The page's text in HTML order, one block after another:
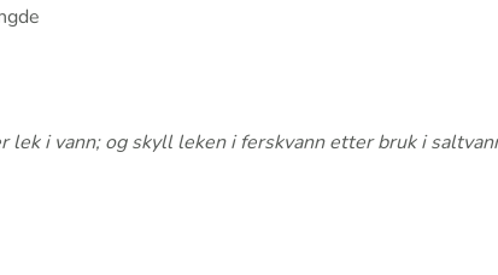
i vann; og skyll leken i ferskvann etter bruk i